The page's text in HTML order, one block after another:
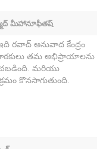
మీహానూఫీతష్
రవాద్ అనువాద కేంద్రం
తమ అభిప్రాయాలను
మరియు
కొనసాగుతుంది.